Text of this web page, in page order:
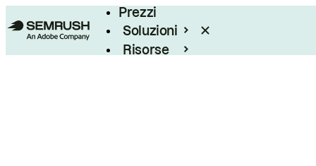
Prezzi
Soluzioni
Risorse